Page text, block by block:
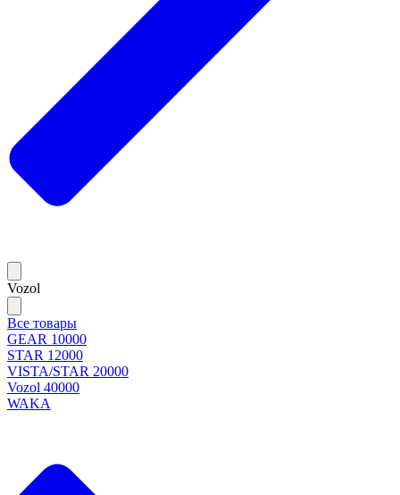
Vozol
Все товары
GEAR 10000
STAR 12000
VISTA/STAR 20000
Vozol 40000
WAKA